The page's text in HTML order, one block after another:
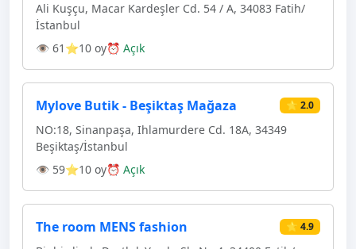
Ali Kuşçu, Macar Kardeşler Cd. 54 / A, 34083 Fatih/
İstanbul
👁 61 ⭐10 oy⏰ Açık
Mylove Butik - Beşiktaş Mağaza ⭐ 2.0
NO:18, Sinanpaşa, Ihlamurdere Cd. 18A, 34349
Beşiktaş/İstanbul
👁 59⭐10 oy⏰ Açık
The room MENS fashion ⭐ 4.9